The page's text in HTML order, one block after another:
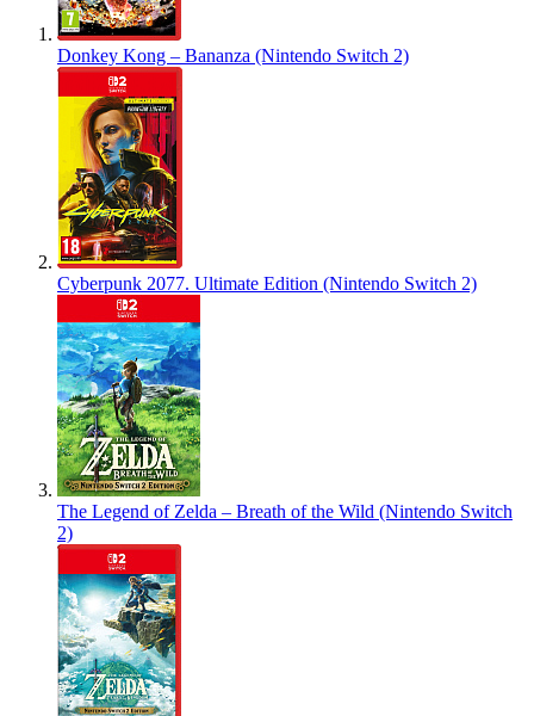
Donkey Kong – Bananza (Nintendo Switch 2)
Cyberpunk 2077. Ultimate Edition (Nintendo Switch 2)
The Legend of Zelda – Breath of the Wild (Nintendo Switch
2)